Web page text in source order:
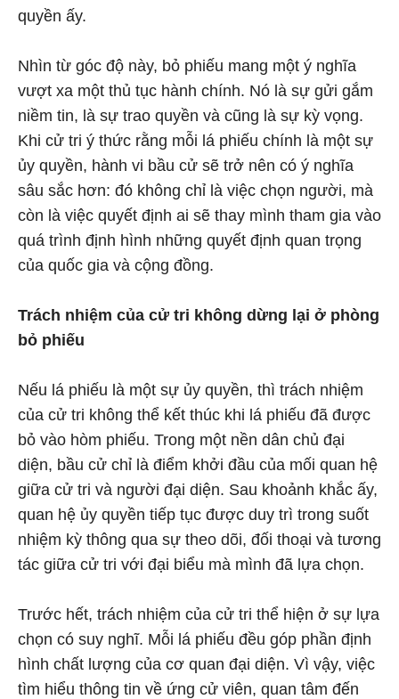
quyền ấy.
Nhìn từ góc độ này, bỏ phiếu mang một ý nghĩa
vượt xa một thủ tục hành chính. Nó là sự gửi gắm
niềm tin, là sự trao quyền và cũng là sự kỳ vọng.
Khi cử tri ý thức rằng mỗi lá phiếu chính là một sự
ủy quyền, hành vi bầu cử sẽ trở nên có ý nghĩa
sâu sắc hơn: đó không chỉ là việc chọn người, mà
còn là việc quyết định ai sẽ thay mình tham gia vào
quá trình định hình những quyết định quan trọng
của quốc gia và cộng đồng.
Trách nhiệm của cử tri không dừng lại ở phòng
bỏ phiếu
Nếu lá phiếu là một sự ủy quyền, thì trách nhiệm
của cử tri không thể kết thúc khi lá phiếu đã được
bỏ vào hòm phiếu. Trong một nền dân chủ đại
diện, bầu cử chỉ là điểm khởi đầu của mối quan hệ
giữa cử tri và người đại diện. Sau khoảnh khắc ấy,
quan hệ ủy quyền tiếp tục được duy trì trong suốt
nhiệm kỳ thông qua sự theo dõi, đối thoại và tương
tác giữa cử tri với đại biểu mà mình đã lựa chọn.
Trước hết, trách nhiệm của cử tri thể hiện ở sự lựa
chọn có suy nghĩ. Mỗi lá phiếu đều góp phần định
hình chất lượng của cơ quan đại diện. Vì vậy, việc
tìm hiểu thông tin về ứng cử viên, quan tâm đến